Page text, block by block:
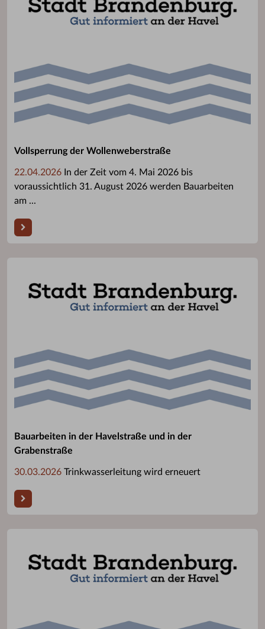
Vollsperrung der Wollenweberstraße
22.04.2026 In der Zeit vom 4. Mai 2026 bis
voraussichtlich 31. August 2026 werden Bauarbeiten
am ...
Bauarbeiten in der Havelstraße und in der
Grabenstraße
30.03.2026 Trinkwasserleitung wird erneuert